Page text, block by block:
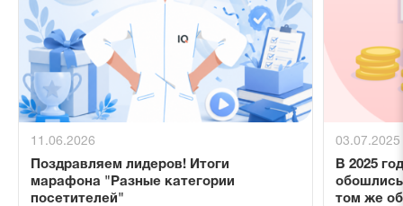
11.06.2026
Поздравляем лидеров! Итоги
марафона "Разные категории
посетителей"
03.07.2025
В 2025
том же